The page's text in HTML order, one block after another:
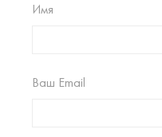
Имя
Ваш Email